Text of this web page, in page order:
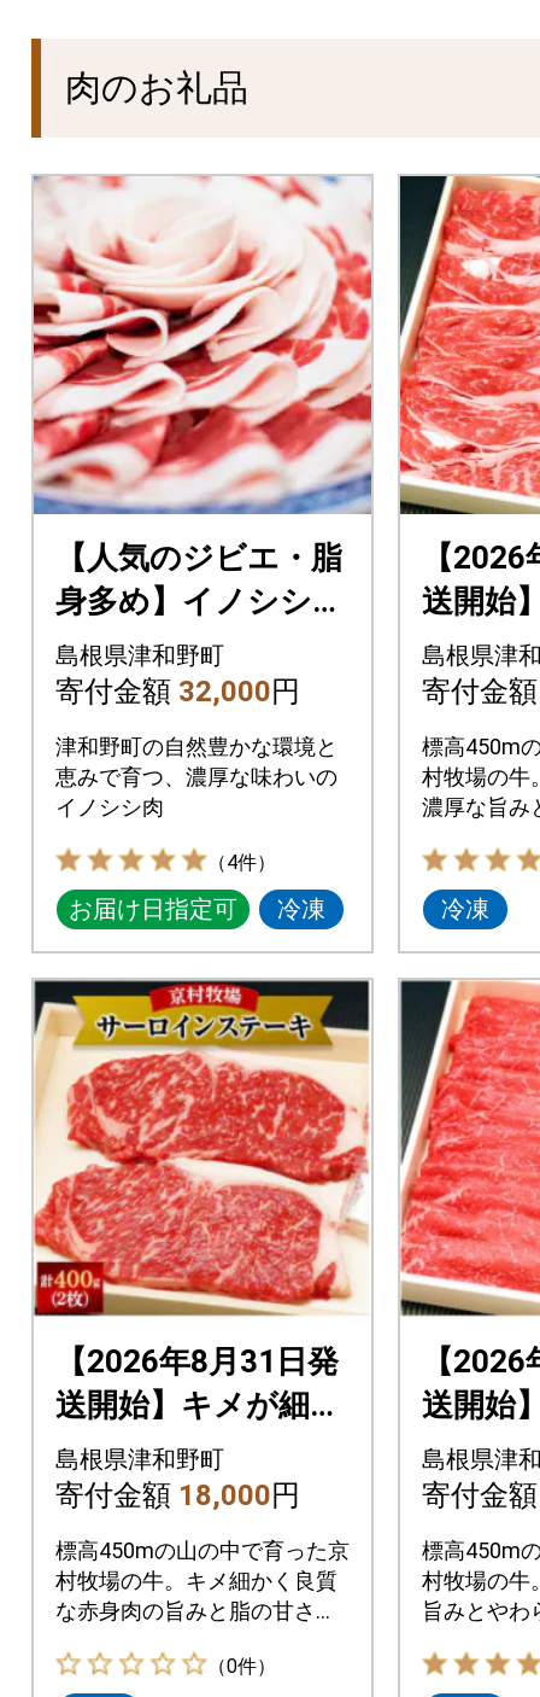
肉のお礼品
【人気のジビエ・脂
身多め】イノシシ肉
のロース スライス
1kg (250g×4パッ
ク)
島根県津和野町
寄付金額 32,000円
津和野町の自然豊かな環境と
恵みで育つ、濃厚な味わいの
イノシシ肉
（4件）
お届け日指定可 冷凍
【
送開始
の濃い
ロース
0g
島根県津
寄付金
標高450m
村牧場の牛
濃厚な旨み
冷凍
【2026年8月31日発
送開始】キメが細か
く味の濃い京村牧場
のサーロインステー
キ200g×2枚
島根県津和野町
寄付金額 18,000円
標高450mの山の中で育った京
村牧場の牛。キメ細かく良質
な赤身肉の旨みと脂の甘さを
（0件）
【
送開始
く味の
のモモ
0g
島根県津
寄付金
標高450m
村牧場の牛
旨みとやわ